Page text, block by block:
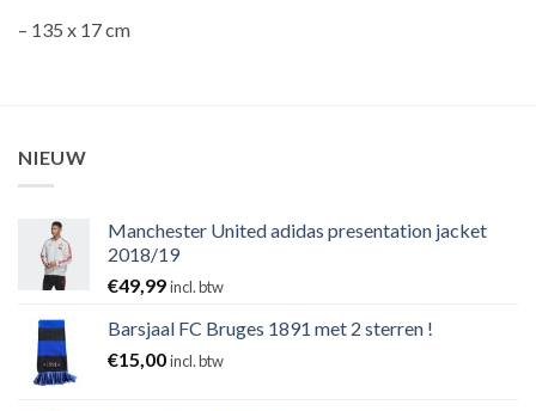
– 135 x 17 cm
NIEUW
Manchester United adidas presentation jacket
2018/19
€49,99incl. btw
Barsjaal FC Bruges 1891 met 2 sterren !
€15,00incl. btw